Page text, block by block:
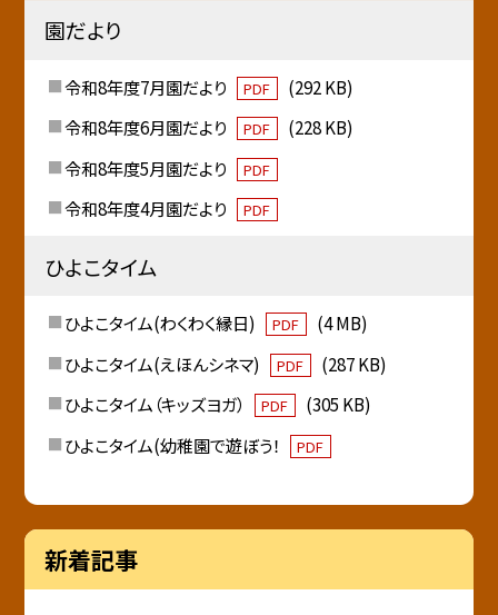
園だより
令和8年度7月園だより PDF
(292 KB)
令和8年度6月園だより
PDF
(228 KB)
令和8年度5月園だより
PDF
令和8年度4月園だより PDF
ひよこタイム
ひよこタイム(わくわく縁日) PDF
(4 MB)
ひよこタイム(えほんシネマ)
PDF
(287 KB)
ひよこタイム（キッズヨガ）
PDF
(305 KB)
ひよこタイム(幼稚園で遊ぼう！
PDF
新着記事